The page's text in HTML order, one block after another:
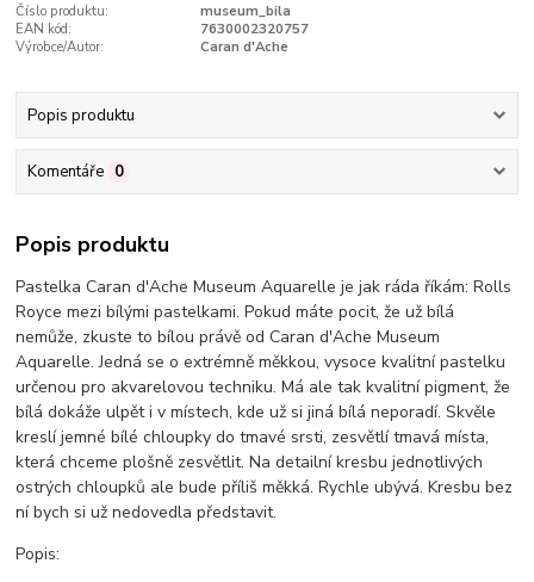
Číslo produktu:
museum_bila
EAN kód:
7630002320757
Výrobce/Autor:
Caran d'Ache
Popis produktu
Komentáře 0
Popis produktu
Pastelka Caran d'Ache Museum Aquarelle je jak ráda říkám: Rolls
Royce mezi bílými pastelkami. Pokud máte pocit, že už bílá
nemůže, zkuste to bílou právě od Caran d'Ache Museum
Aquarelle. Jedná se o extrémně měkkou, vysoce kvalitní pastelku
určenou pro akvarelovou techniku. Má ale tak kvalitní pigment, že
bílá dokáže ulpět i v místech, kde už si jiná bílá neporadí. Skvěle
kreslí jemné bílé chloupky do tmavé srsti, zesvětlí tmavá místa,
která chceme plošně zesvětlit. Na detailní kresbu jednotlivých
ostrých chloupků ale bude příliš měkká. Rychle ubývá. Kresbu bez
ní bych si už nedovedla představit.
Popis: